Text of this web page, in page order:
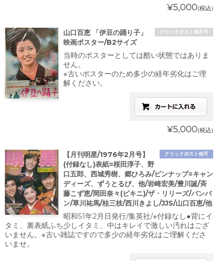
¥5,000(税込)
クリックポスト他不可
山口百恵 「伊豆の踊り子」
映画ポスター/B2サイズ
当時のポスターとしては酷い状態ではありま
せん。
※古いポスターのため多少の経年劣化はご理
解ください。
¥5,000(税込)
クリックポスト他可
【月刊明星/1976年2月号】
(付録なし)表紙=桜田淳子、野
口五郎、西城秀樹、郷ひろみ/ピンナップ=キャン
ディーズ、ずうとるび、他/岩崎宏美/豊川誕/斉
藤こず恵/岡田奈々(ビキニ)/ザ・リリーズ/バンバ
ン/草川祐馬/桂三枝/西川きよし/JJS/山口百恵/他
昭和51年2月日発行/集英社/※付録なし●背にイ
タミ、裏表紙ふち少しイタミ、中はキレイで激しい汚れはござ
いません。※古い雑誌ですので多少の経年劣化はご理解くださ
いませ。